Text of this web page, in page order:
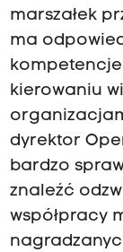
marszałek
ma
kierowaniu
dyrektor
bardzo
znaleźć
współpracy